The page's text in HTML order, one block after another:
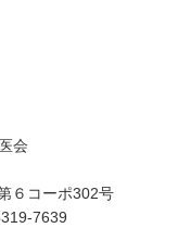
会
６コーポ302号
7639